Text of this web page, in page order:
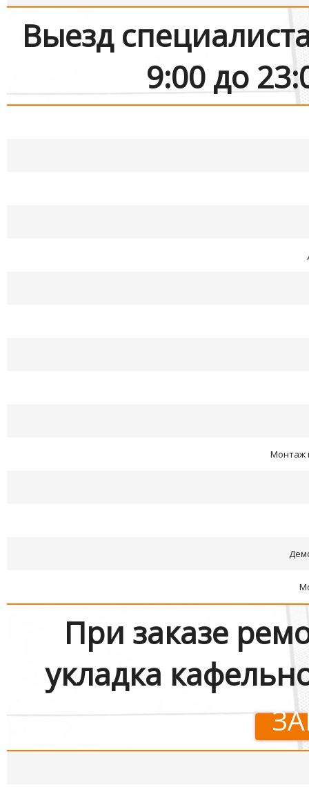
Выезд
9:00 до
Монтаж
При заказе
укладка